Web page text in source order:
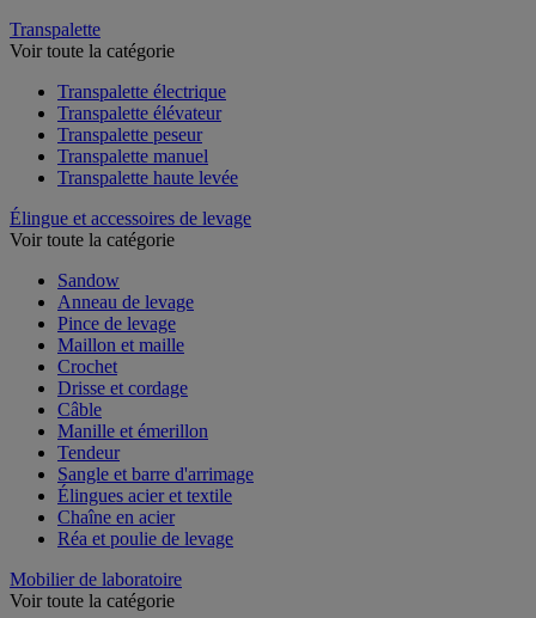
Transpalette
Voir toute la catégorie
Transpalette électrique
Transpalette élévateur
Transpalette peseur
Transpalette manuel
Transpalette haute levée
Élingue et accessoires de levage
Voir toute la catégorie
Sandow
Anneau de levage
Pince de levage
Maillon et maille
Crochet
Drisse et cordage
Câble
Manille et émerillon
Tendeur
Sangle et barre d'arrimage
Élingues acier et textile
Chaîne en acier
Réa et poulie de levage
Mobilier de laboratoire
Voir toute la catégorie